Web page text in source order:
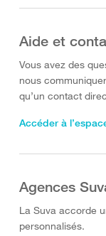
Aide et
Vous avez des
nous
qu’un contact
Accéder à
Agences
La Suva accorde
personnalisés.